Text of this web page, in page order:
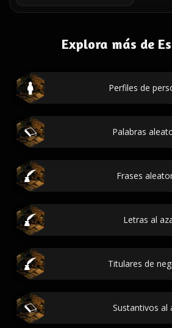
Explora más de
Perfiles de
Palabras
Frases
Letras al
Titulares de
Sustantivos al